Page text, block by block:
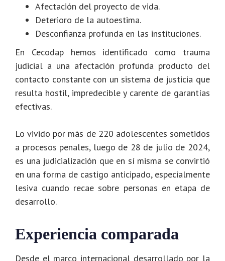
Afectación del proyecto de vida.
Deterioro de la autoestima.
Desconfianza profunda en las instituciones.
En Cecodap hemos identificado como trauma
judicial a una afectación profunda producto del
contacto constante con un sistema de justicia que
resulta hostil, impredecible y carente de garantías
efectivas.
Lo vivido por más de 220 adolescentes sometidos
a procesos penales, luego de 28 de julio de 2024,
es una judicialización que en sí misma se convirtió
en una forma de castigo anticipado, especialmente
lesiva cuando recae sobre personas en etapa de
desarrollo.
Experiencia comparada
Desde el marco internacional desarrollado por la